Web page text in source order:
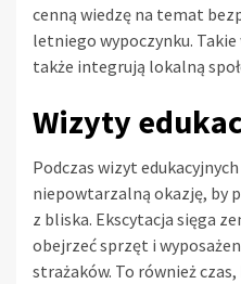
cenną wiedzę na temat
letniego wypoczynku.
także integrują lokalną
Wizyty
Podczas wizyt
niepowtarzalną okazję, by
z bliska. Ekscytacja sięga
obejrzeć sprzęt i
strażaków. To również